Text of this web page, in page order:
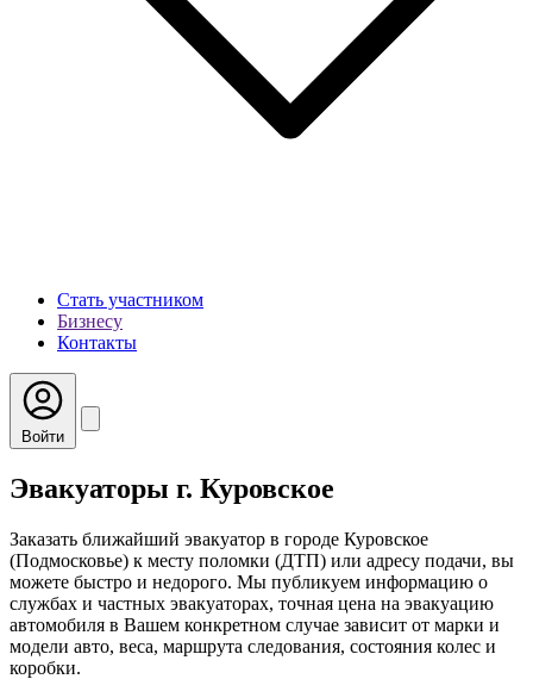
Стать участником
Бизнесу
Контакты
Войти
Эвакуаторы г. Куровское
Заказать ближайший эвакуатор в городе Куровское
(Подмосковье) к месту поломки (ДТП) или адресу подачи, вы
можете быстро и недорого. Мы публикуем информацию о
службах и частных эвакуаторах, точная цена на эвакуацию
автомобиля в Вашем конкретном случае зависит от марки и
модели авто, веса, маршрута следования, состояния колес и
коробки.